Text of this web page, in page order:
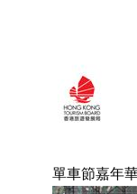
單車節嘉年